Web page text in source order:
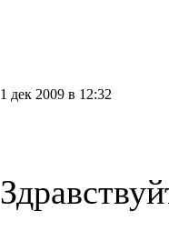
1 дек 2009 в 12:32